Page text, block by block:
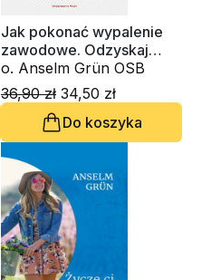
Jak pokonać wypalenie
zawodowe. Odzyskaj
radość z pracy i rozpal
kreatywność
o. Anselm Grün OSB
36,90 zł 34,50 zł
Do koszyka